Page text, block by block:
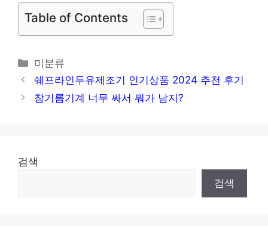
Table of Contents
카
테
고
리
미분류
쉐프라인두유제조기 인기상품 2024 추천 후기
참기름기계 너무 싸서 뭐가 남지?
검색
검색